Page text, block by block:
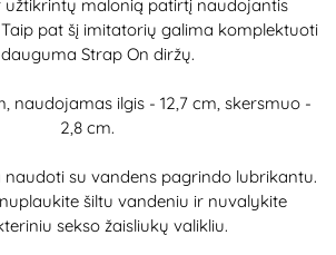
užtikrintų malonią patirtį naudojantis
pat šį imitatorių galima komplektuoti
Strap On diržų.
naudojamas ilgis - 12,7 cm, skersmuo -
2,8 cm.
su vandens pagrindo lubrikantu.
šiltu vandeniu ir nuvalykite
sekso žaisliukų valikliu.